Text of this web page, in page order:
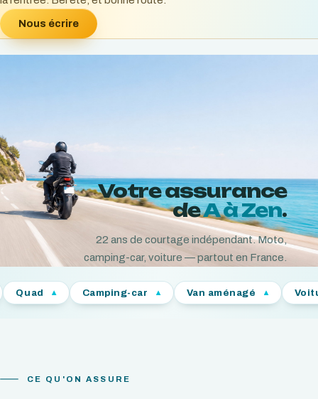
Nous écrire
Votre assurance
deA à Zen.
22 ans de courtage indépendant. Moto,
camping-car, voiture — partout en France.
Camping-car Van aménagé Voiture
CE QU'ON ASSURE